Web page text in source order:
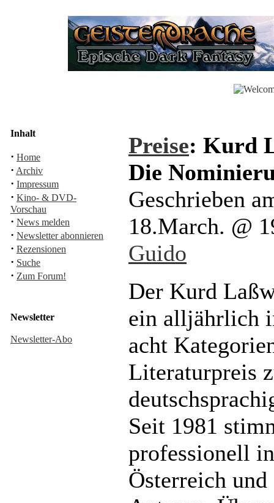
Inhalt
· Home
· Archiv
· Impressum
· Kino- & DVD-
Vorschau
· News melden
· Newsletter abonnieren
· Rezensionen
· Suche
· Zum Forum!
Newsletter
Newsletter-Abo
Preise: Kurd
Die
Geschrieben
18.March. @
Guido
Der Kurd
ein alljährlich
acht
Literaturpreis
Seit 1981
professionell
Österreich